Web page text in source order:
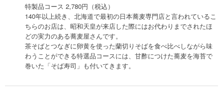
特製品コース 2,780円（税込）
140年以上続き、北海道で最初の日本蕎麦専門店と言われているこ
ちらのお店は、昭和天皇が来店した際にはお代わりまでされたほ
どの実力のある蕎麦屋さんです。
茶そばとつなぎに卵黄を使った蘭切りそばを食べ比べしながら味
わうことができる特選品コースには、甘酢につけた蕎麦を海苔で
巻いた「そば寿司」も付いてきます。